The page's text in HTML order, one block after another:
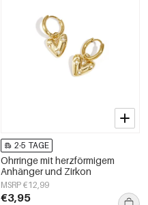
2-5 TAGE
Ohrringe mit herzförmigem
Anhänger und Zirkon
MSRP €12,99
€3,95